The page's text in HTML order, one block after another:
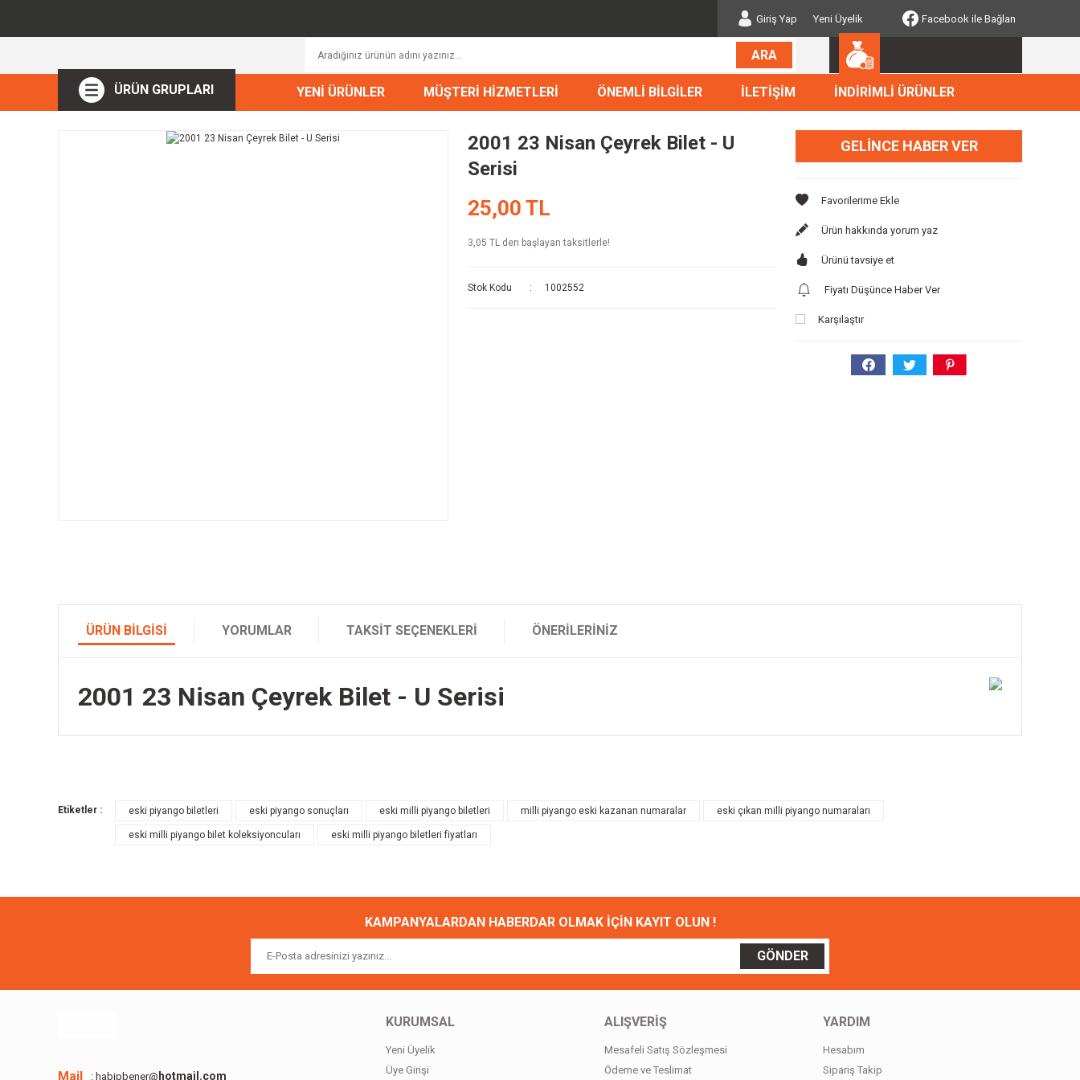
Giriş Yap Yeni Üyelik Facebook ile Bağlan
ARA
ÜRÜN GRUPLARI YENİ ÜRÜNLER MÜŞTERİ HİZMETLERİ ÖNEMLİ BİLGİLER İLETİŞİM İNDİRİMLİ ÜRÜNLER
2001 23 Nisan Çeyrek Bilet - U
Serisi
25,00 TL
3,05 TL den başlayan taksitlerle!
Stok Kodu 1002552
GELINCE HABER VER
Ürün hakkında yorum yaz
Ürünü tavsiye et
Fiyatı Düşünce Haber Ver
Karşılaştır
ÜRÜN BILGISI YORUMLAR TAKSIT SEÇENEKLERI ÖNERILERINIZ
2001 23 Nisan Çeyrek Bilet - U Serisi
Ürün resmi kalitesiz, bozuk veya görüntülenemiyor.
Ürün açıklamasında eksik bilgiler bulunuyor.
Etiketler : eski piyango biletleri eski piyango sonuçları eski milli piyango biletleri milli piyango eski kazanan numaralar eski çıkan milli piyango numaraları
eski milli piyango bilet koleksiyoncuları eski milli piyango biletleri fiyatları
KAMPANYALARDAN HABERDAR OLMAK İÇİN KAYIT OLUN !
GÖNDER
Mail : habipbener@ hotmail.com
KURUMSAL
Yeni Üyelik
Üye Girişi
ALIŞVERİŞ
Mesafeli Satış Sözleşmesi
Ödeme ve Teslimat
YARDIM
Hesabım
Sipariş Takip